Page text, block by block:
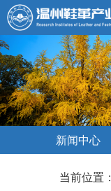
新闻中心
当前位置：